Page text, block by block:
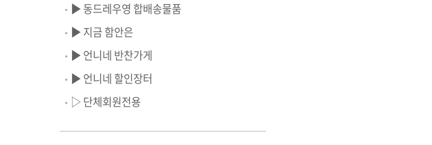
▶ 동드레우영 합배송물품
▶ 지금 함안은
▶ 언니네 반찬가게
▶ 언니네 할인장터
▷ 단체회원전용